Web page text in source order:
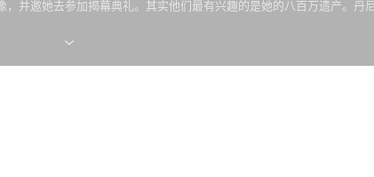
并邀她去参加揭幕典礼。其实他们最有兴趣的是她的八百万遗产。丹